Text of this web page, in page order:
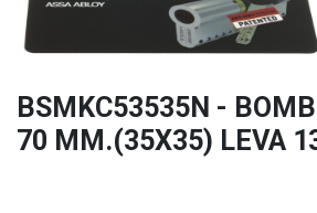
BSMKC53535N -
70 MM.(35X35) LEVA